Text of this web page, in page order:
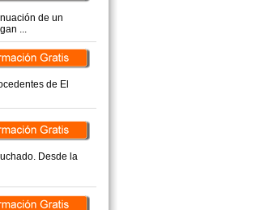
de un
...
de El
Desde la